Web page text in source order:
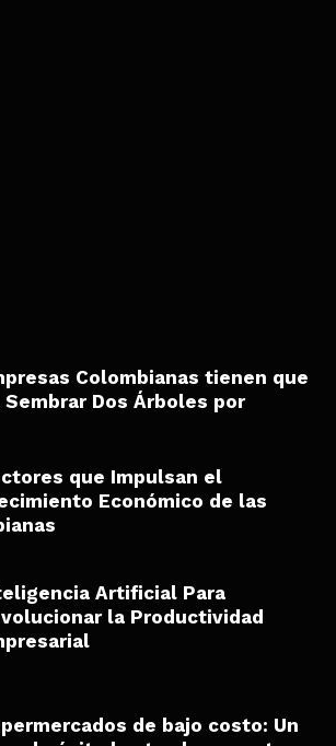
Colombianas tienen que
Sembrar Dos Árboles por
que Impulsan el
Económico de las
Artificial Para
la Productividad
de bajo costo: Un